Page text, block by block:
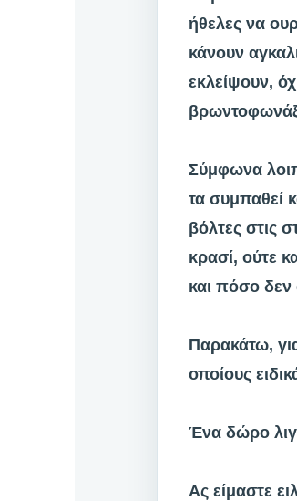
ήθελες να
κάνουν
εκλείψουν,
Σύμφωνα
τα συμπαθεί
βόλτες στις
κρασί, ούτε
και πόσο δεν
Παρακάτω,
οποίους
Ένα δώρο
Ας είμαστε